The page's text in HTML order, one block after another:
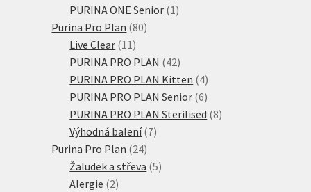
produkty
PURINA ONE Senior 1 1
Purina Pro Plan 8080
Live Clear 11 11
produktů
PURINA PRO PLAN 4242
produktů
PURINA PRO PLAN Kitten 44
produkty
PURINA PRO PLAN Senior 66
produktů
PURINA PRO PLAN Sterilised 88
Výhodná balení 77
Purina Pro Plan 2424
produktů
Žaludek a střeva 55
Alergie 22